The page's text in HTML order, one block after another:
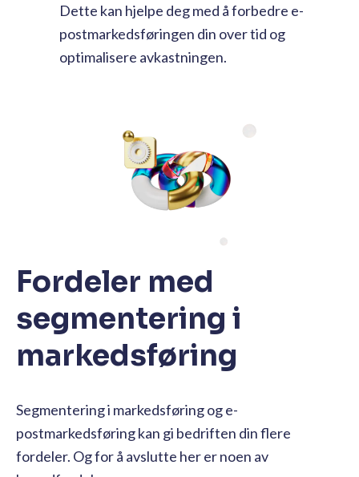
Dette kan hjelpe deg med å forbedre e-
postmarkedsføringen din over tid og
optimalisere avkastningen.
Fordeler med
segmentering i
markedsføring
Segmentering i markedsføring og e-
postmarkedsføring kan gi bedriften din flere
fordeler. Og for å avslutte her er noen av